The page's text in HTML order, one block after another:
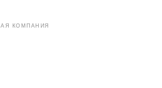
КОМПАНИЯ